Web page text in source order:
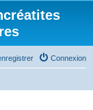
Connexion